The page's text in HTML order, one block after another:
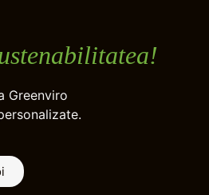
Greenviro